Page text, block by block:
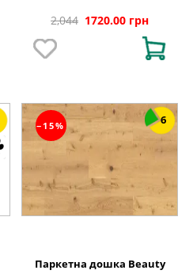
2,044 1720.00 грн
−15% 6
Паркетна дошка Beauty